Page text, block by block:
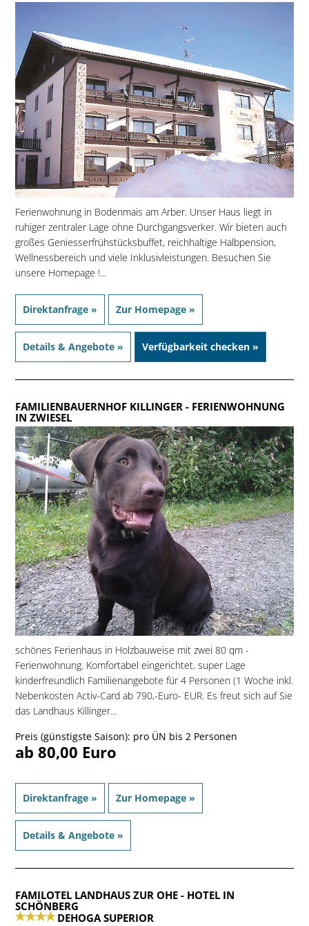
Ferienwohnung in Bodenmais am Arber. Unser Haus liegt in
ruhiger zentraler Lage ohne Durchgangsverker. Wir bieten auch
großes Geniesserfrühstücksbuffet, reichhaltige Halbpension,
Wellnessbereich und viele Inklusivleistungen. Besuchen Sie
unsere Homepage !...
Direktanfrage » Zur Homepage »
Details & Angebote » Verfügbarkeit checken »
FAMILIENBAUERNHOF KILLINGER- FERIENWOHNUNG
IN ZWIESEL
schönes Ferienhaus in Holzbauweise mit zwei 80 qm -
Ferienwohnung. Komfortabel eingerichtet, super Lage
kinderfreundlich Familienangebote für 4 Personen (1 Woche inkl.
Nebenkosten Activ-Card ab 790,-Euro- EUR. Es freut sich auf Sie
das Landhaus Killinger...
Preis (günstigste Saison): pro ÜN bis 2 Personen
ab 80,00 Euro
Direktanfrage » Zur Homepage »
Details & Angebote »
FAMILOTEL LANDHAUS ZUR OHE- HOTEL IN
SCHÖNBERG
DEHOGA SUPERIOR